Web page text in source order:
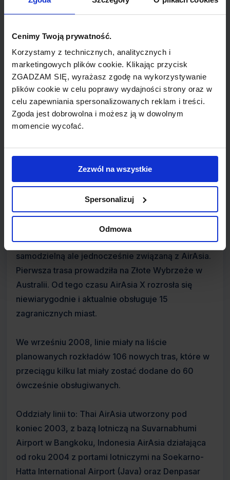
Cenimy Twoją prywatność.
Korzystamy z technicznych, analitycznych i
marketingowych plików cookie. Klikając przycisk
ZGADZAM SIĘ, wyrażasz zgodę na wykorzystywanie
plików cookie w celu poprawy wydajności strony oraz w
celu zapewniania spersonalizowanych reklam i treści.
Zgoda jest dobrowolna i możesz ją w dowolnym
momencie wycofać.
Zezwól na wszystkie
Spersonalizuj
Odmowa
Soekarno-Hatta International Airport.
AirAsia zdobyła nagrodę Skytrax dla najlepszej
taniej liniii w roku 2009 i 2010. Przewoźnik
wyróżnił się najniższymi kosztami operacyjnymi na
poziomie 0,035 USD/siedzenio-kilometr w 2010
roku. Jednocześnie jako pierwszy w regionie,
wprowadził całkowicie bezbiletowy system
podróży.
W kwietniu 2007 roku AirAsia ogłosiła trzyletnie
partnerstwo z brytyjskią drużyną Formuły 1 AT&T
Williams. Nazwa firmy była umieszczona na
kaskach Nico Rosberga i Alexandra Wurza, oraz na
spojlerach i maskach samochodów.
W tym samym roku utworzono AirAsia X, jako linię
samodzielną ale jednocześnie związaną z AirAsia.
Pierwsza trasa prowadziła na Złote Wybrzeże w
Australii. Od tego czasu AirAsia X rozrosła się
niewiarygodnie i aktualnie obsługuje 15
zagranicznych miast.
We wrześniu 2008, linie miały na liście
planowanych rozkładów 106 nowych tras, które w
przeciągu kilku lat miały zostać dodane do 60
ówcześnie obsługiwanych.
Oddziały linii to: Thai AirAsia utworzony pod
koniec 2003, z bazą lotniczą na Suvarnabhumi
Airport w Bangkoku, Indonesia AirAsia działająca
od roku 2004 z portami lotniczymi na Soekarno-
Hatta International Airport (Java) oraz Denpasar